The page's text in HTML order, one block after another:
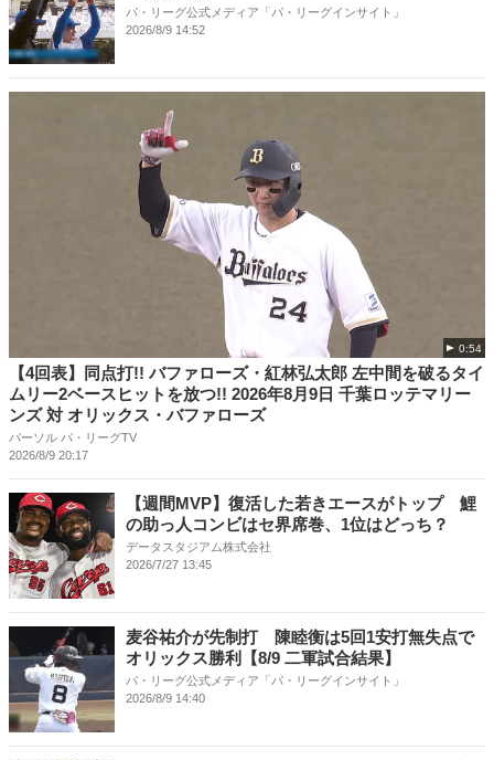
パ・リーグ公式メディア「パ・リーグインサイト」
2026/8/9 14:52
0:54
【4回表】同点打!! バファローズ・紅林弘太郎 左中間を破るタイ
ムリー2ベースヒットを放つ!! 2026年8月9日 千葉ロッテマリー
ンズ 対 オリックス・バファローズ
パーソル パ・リーグTV
2026/8/9 20:17
【週間MVP】復活した若きエースがトップ 鯉
の助っ人コンビはセ界席巻、1位はどっち？
データスタジアム株式会社
2026/7/27 13:45
麦谷祐介が先制打 陳睦衡は5回1安打無失点で
オリックス勝利【8/9 二軍試合結果】
パ・リーグ公式メディア「パ・リーグインサイト」
2026/8/9 14:40